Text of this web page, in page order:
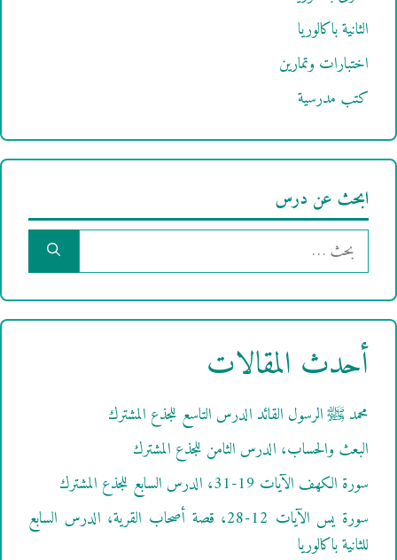
الثانية باكالوريا
اختبارات وتمارين
كتب مدرسية
ابحث عن درس
البحث
عن:
أحدث المقالات
محمد ﷺ الرسول القائد الدرس التاسع للجذع المشترك
البعث والحساب، الدرس الثامن للجذع المشترك
سورة الكهف الآيات 19-31، الدرس السابع للجذع المشترك
سورة يس الآيات 12-28، قصة أصحاب القرية، الدرس السابع
للثانية باكالوريا